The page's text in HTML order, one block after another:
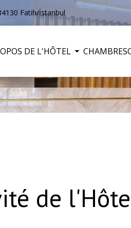
Fatih/İstanbul
DE L'HÔTEL CHAMBRES
de